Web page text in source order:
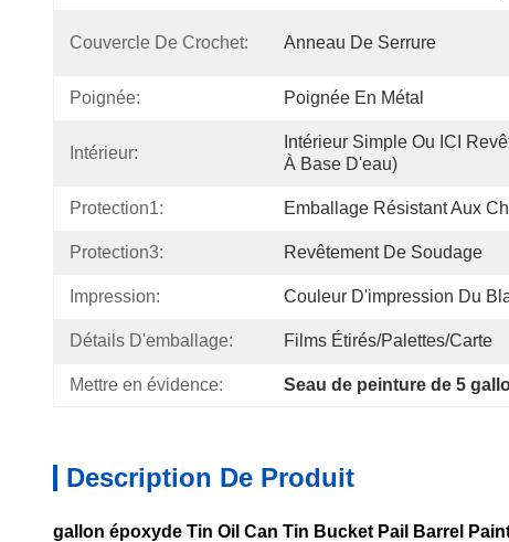
Couvercle De Crochet: Anneau De Serrure
Poignée: Poignée En Métal
Intérieur:
Intérieur Simple Ou ICI
À Base D'eau)
Protection1: Emballage Résistant Aux
Protection3: Revêtement De Soudage
Impression: Couleur D'impression Du
Détails D'emballage: Films Étirés/palettes/carte
Mettre en évidence: Seau de peinture de 5
Description De Produit
gallon époxyde Tin Oil Can Tin Bucket Pail Barrel